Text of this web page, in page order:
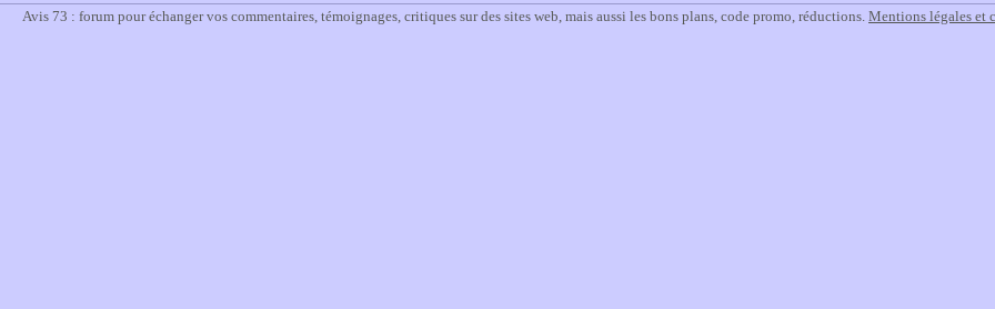
Avis 73 : forum pour échanger vos commentaires, témoignages, critiques sur des sites web, mais aussi les bons plans, code promo, réductions. Mentions légales et